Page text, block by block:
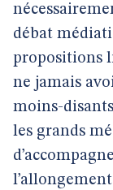
débat
propositions
ne jamais
moins-
les grands